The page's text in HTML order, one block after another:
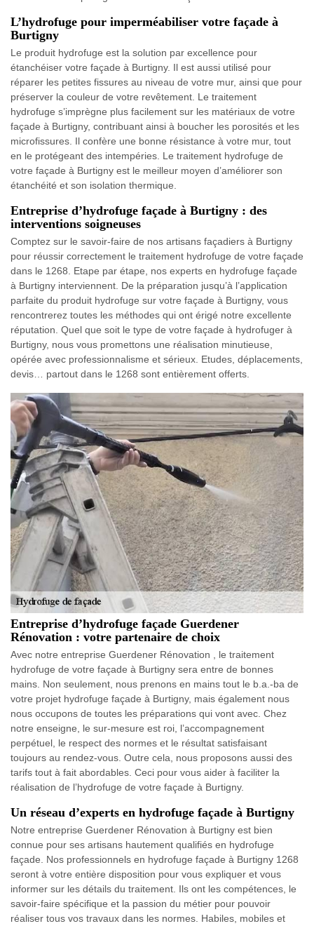
L’hydrofuge pour imperméabiliser votre façade à
Burtigny
Le produit hydrofuge est la solution par excellence pour
étanchéiser votre façade à Burtigny. Il est aussi utilisé pour
réparer les petites fissures au niveau de votre mur, ainsi que pour
préserver la couleur de votre revêtement. Le traitement
hydrofuge s’imprègne plus facilement sur les matériaux de votre
façade à Burtigny, contribuant ainsi à boucher les porosités et les
microfissures. Il confère une bonne résistance à votre mur, tout
en le protégeant des intempéries. Le traitement hydrofuge de
votre façade à Burtigny est le meilleur moyen d’améliorer son
étanchéité et son isolation thermique.
Entreprise d’hydrofuge façade à Burtigny : des
interventions soigneuses
Comptez sur le savoir-faire de nos artisans façadiers à Burtigny
pour réussir correctement le traitement hydrofuge de votre façade
dans le 1268. Etape par étape, nos experts en hydrofuge façade
à Burtigny interviennent. De la préparation jusqu’à l’application
parfaite du produit hydrofuge sur votre façade à Burtigny, vous
rencontrerez toutes les méthodes qui ont érigé notre excellente
réputation. Quel que soit le type de votre façade à hydrofuger à
Burtigny, nous vous promettons une réalisation minutieuse,
opérée avec professionnalisme et sérieux. Etudes, déplacements,
devis… partout dans le 1268 sont entièrement offerts.
Entreprise d’hydrofuge façade Guerdener
Rénovation : votre partenaire de choix
Avec notre entreprise Guerdener Rénovation , le traitement
hydrofuge de votre façade à Burtigny sera entre de bonnes
mains. Non seulement, nous prenons en mains tout le b.a.-ba de
votre projet hydrofuge façade à Burtigny, mais également nous
nous occupons de toutes les préparations qui vont avec. Chez
notre enseigne, le sur-mesure est roi, l’accompagnement
perpétuel, le respect des normes et le résultat satisfaisant
toujours au rendez-vous. Outre cela, nous proposons aussi des
tarifs tout à fait abordables. Ceci pour vous aider à faciliter la
réalisation de l’hydrofuge de votre façade à Burtigny.
Un réseau d’experts en hydrofuge façade à Burtigny
Notre entreprise Guerdener Rénovation à Burtigny est bien
connue pour ses artisans hautement qualifiés en hydrofuge
façade. Nos professionnels en hydrofuge façade à Burtigny 1268
seront à votre entière disposition pour vous expliquer et vous
informer sur les détails du traitement. Ils ont les compétences, le
savoir-faire spécifique et la passion du métier pour pouvoir
réaliser tous vos travaux dans les normes. Habiles, mobiles et